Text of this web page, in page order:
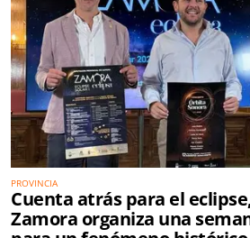
PROVINCIA
Cuenta atrás para el
Zamora organiza una